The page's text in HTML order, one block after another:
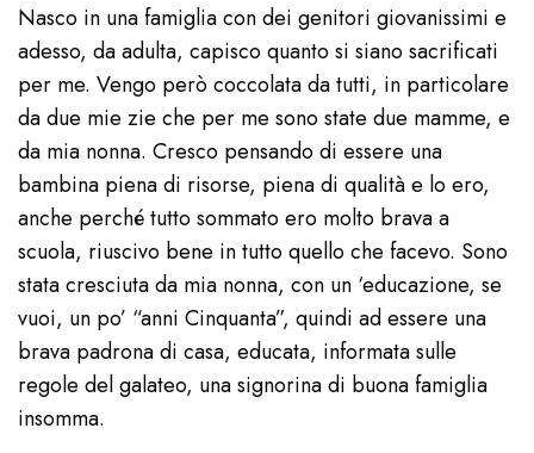
Nasco in una famiglia con dei genitori giovanissimi e
adesso, da adulta, capisco quanto si siano sacrificati
per me. Vengo però coccolata da tutti, in particolare
da due mie zie che per me sono state due mamme, e
da mia nonna. Cresco pensando di essere una
bambina piena di risorse, piena di qualità e lo ero,
anche perché tutto sommato ero molto brava a
scuola, riuscivo bene in tutto quello che facevo. Sono
stata cresciuta da mia nonna, con un ‘educazione, se
vuoi, un po’ “anni Cinquanta”, quindi ad essere una
brava padrona di casa, educata, informata sulle
regole del galateo, una signorina di buona famiglia
insomma.